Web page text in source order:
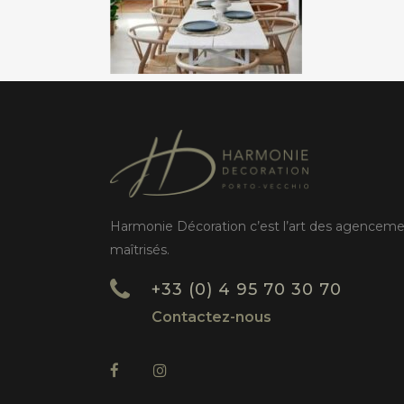
Harmonie Décoration c’est l’art des
maîtrisés.
+33 (0) 4 95 70 30 70
Contactez-nous